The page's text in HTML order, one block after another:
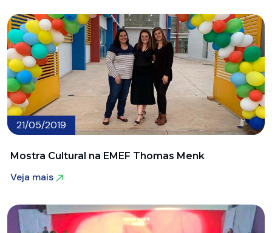
21/05/2019
Mostra Cultural na EMEF Thomas Menk
Veja mais